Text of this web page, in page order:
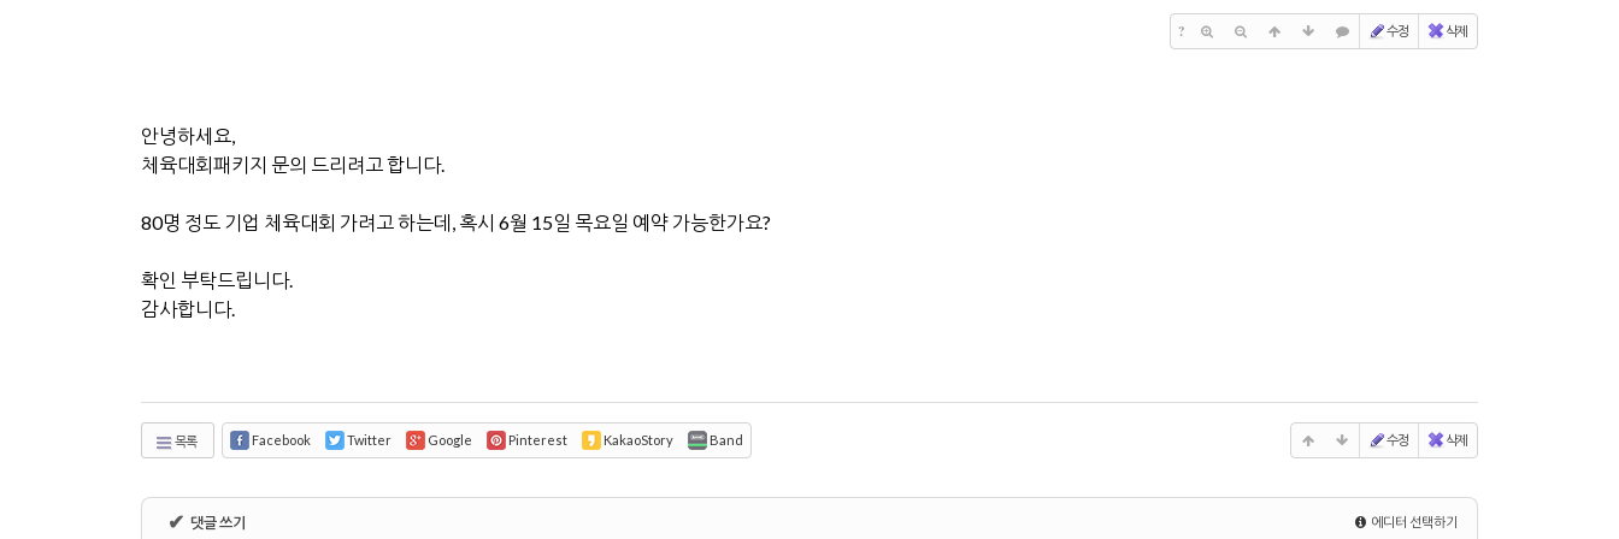
? 수정 삭제
안녕하세요,
체육대회패키지 문의 드리려고 합니다.
80명 정도 기업 체육대회 가려고 하는데, 혹시 6월 15일 목요일 예약 가능한가요?
확인 부탁드립니다.
감사합니다.
목록 Facebook Twitter Google Pinterest KakaoStory Band 수정 삭제
✔ 댓글 쓰기 에디터 선택하기